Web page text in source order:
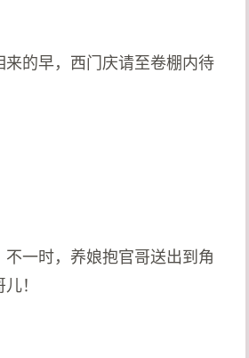
来的早，西门庆请至卷棚内待
一时，养娘抱官哥送出到角
！